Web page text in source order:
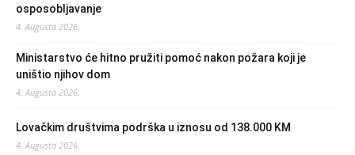
osposobljavanje
4. Augusta 2026.
Ministarstvo će hitno pružiti pomoć nakon požara koji je
uništio njihov dom
4. Augusta 2026.
Lovačkim društvima podrška u iznosu od 138.000 KM
4. Augusta 2026.